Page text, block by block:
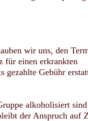
wir uns, den
für einen erkrankten
gezahlte Gebühr
alkoholisiert
der Anspruch auf